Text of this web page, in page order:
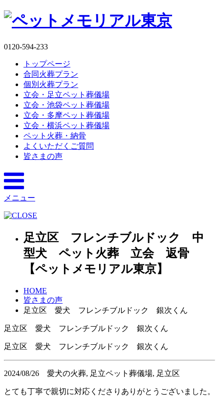
0120-594-233
トップページ
合同火葬プラン
個別火葬プラン
立会・足立ペット葬儀場
立会・池袋ペット葬儀場
立会・多摩ペット葬儀場
立会・横浜ペット葬儀場
ペット火葬・納骨
よくいただくご質問
皆さまの声
メニュー
足立区 フレンチブルドック 中
型犬 ペット火葬 立会 返骨
【ペットメモリアル東京】
HOME
皆さまの声
足立区 愛犬 フレンチブルドック 銀次くん
足立区 愛犬 フレンチブルドック 銀次くん
足立区 愛犬 フレンチブルドック 銀次くん
2024/08/26 愛犬の火葬, 足立ペット葬儀場, 足立区
とても丁寧で親切に対応くださりありがとうございました。